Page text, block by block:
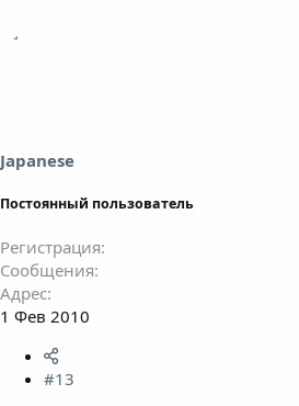
Japanese
Постоянный пользователь
Регистрация
Сообщения
Адрес
1 Фев 2010
#13